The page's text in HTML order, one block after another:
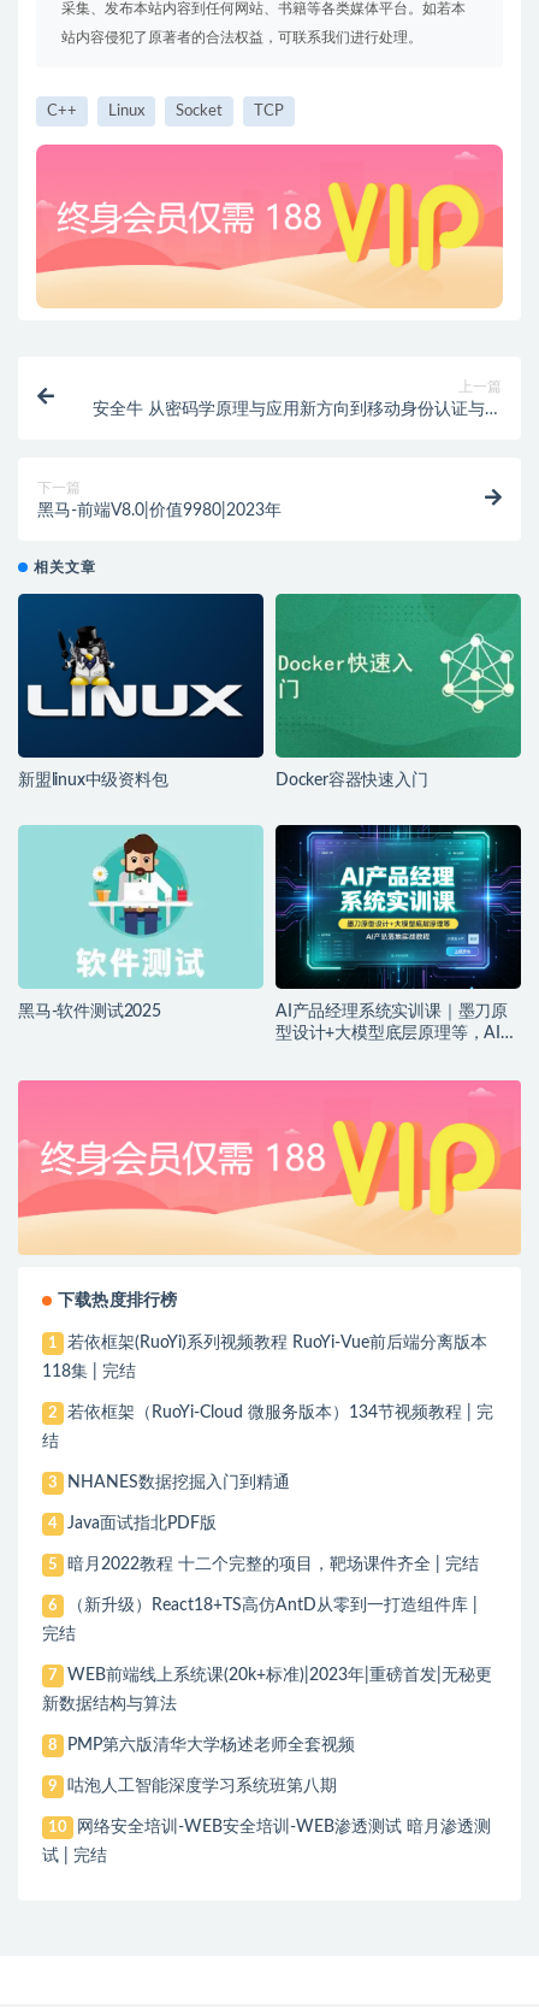
采集、发布本站内容到任何网站、书籍等各类媒体平台。如若本
站内容侵犯了原著者的合法权益，可联系我们进行处理。
C++ Linux Socket TCP
上一篇
安全牛 从密码学原理与应用新方向到移动身份认证与实
下一篇
黑马-前端V8.0|价值9980|2023年
相关文章
新盟linux中级资料包 Docker容器快速入门
黑马-软件测试2025
AI产品经理系统实训课｜墨刀原
型设计+大模型底层原理等，AI产
下载热度排行榜
1
若依框架(RuoYi)系列视频教程 RuoYi-Vue前后端分离版本
118集 | 完结
2
若依框架（RuoYi-Cloud 微服务版本）134节视频教程 | 完
结
3 NHANES数据挖掘入门到精通
4 Java面试指北PDF版
5 暗月2022教程 十二个完整的项目，靶场课件齐全 | 完结
6
（新升级）React18+TS高仿AntD从零到一打造组件库 |
完结
7
WEB前端线上系统课(20k+标准)|2023年|重磅首发|无秘更
新数据结构与算法
8 PMP第六版清华大学杨述老师全套视频
9 咕泡人工智能深度学习系统班第八期
10
网络安全培训-WEB安全培训-WEB渗透测试 暗月渗透测
试 | 完结